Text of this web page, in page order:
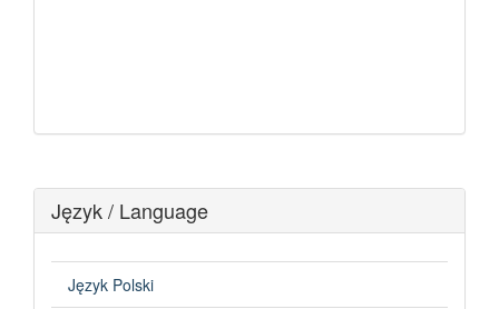
Język / Language
Język Polski